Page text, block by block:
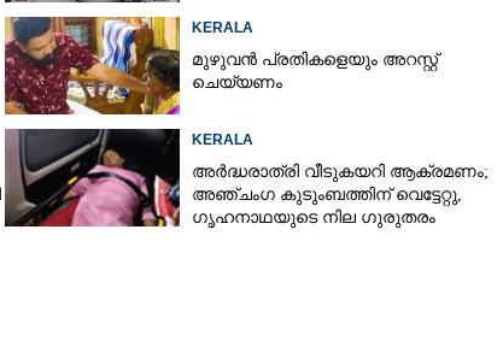
KERALA
മുഴുവൻ പ്രതികളെയും അറസ്റ്റ്
ചെയ്യണം
KERALA
അർദ്ധരാത്രി വീടുകയറി ആക്രമണം;
അഞ്ചംഗ കുടുംബത്തിന് വെട്ടേറ്റു,
ഗൃഹനാഥയുടെ നില ഗുരുതരം
Share this link